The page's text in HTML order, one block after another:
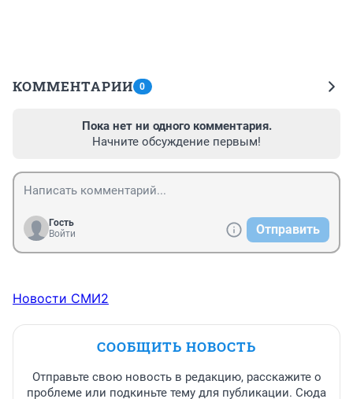
КОММЕНТАРИИ 0
Пока нет ни одного комментария.
Начните обсуждение первым!
Гость
Войти
Отправить
Новости СМИ2
СООБЩИТЬ НОВОСТЬ
Отправьте свою новость в редакцию, расскажите о
проблеме или подкиньте тему для публикации. Сюда